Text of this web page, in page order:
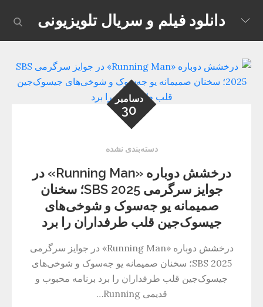
content
دانلود فیلم و سریال تلویزیونی
دسامبر
30
دسته‌بندی نشده
درخشش دوباره «Running Man» در
جوایز سرگرمی SBS 2025؛ سخنان
صمیمانه یو جه‌سوک و شوخی‌های
جیسوک‌جین قلب طرفداران را برد
درخشش دوباره «Running Man» در جوایز سرگرمی
SBS 2025؛ سخنان صمیمانه یو جه‌سوک و شوخی‌های
جیسوک‌جین قلب طرفداران را برد برنامه محبوب و
قدیمی Running…